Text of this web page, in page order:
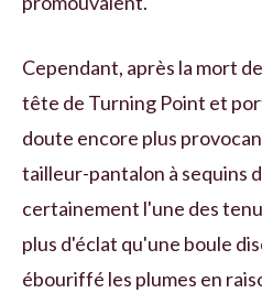
Cependant, après la mort
tête de Turning Point et
doute encore plus
tailleur-pantalon à sequins
certainement l'une des
plus d'éclat qu'une boule
ébouriffé les plumes en